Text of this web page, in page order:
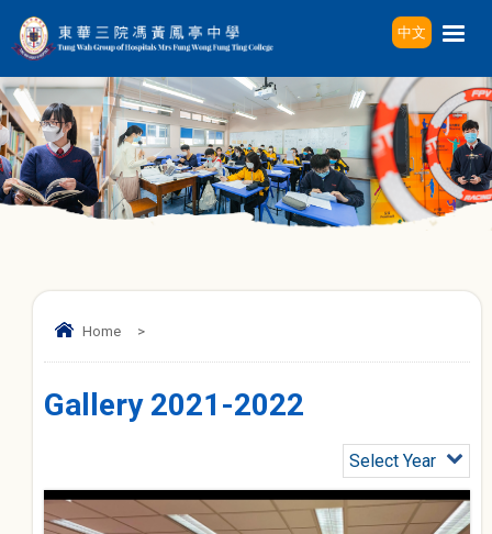
中文
Home >
Gallery 2021-2022
Select Year